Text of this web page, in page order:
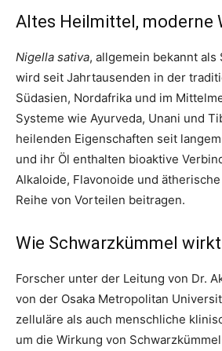
Altes Heilmittel, moderne
Nigella sativa, allgemein bekannt als
wird seit Jahrtausenden in der
Südasien, Nordafrika und im
Systeme wie Ayurveda, Unani und
heilenden Eigenschaften seit
und ihr Öl enthalten bioaktive
Alkaloide, Flavonoide und
Reihe von Vorteilen beitragen.
Wie Schwarzkümmel wirkt
Forscher unter der Leitung von Dr.
von der Osaka Metropolitan
zelluläre als auch menschliche
um die Wirkung von